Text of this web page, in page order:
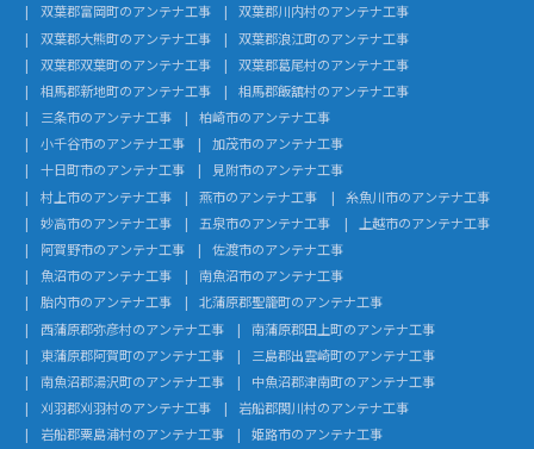
双葉郡富岡町のアンテナ工事
双葉郡川内村のアンテナ工事
双葉郡大熊町のアンテナ工事
双葉郡浪江町のアンテナ工事
双葉郡双葉町のアンテナ工事
双葉郡葛尾村のアンテナ工事
相馬郡新地町のアンテナ工事
相馬郡飯舘村のアンテナ工事
三条市のアンテナ工事
柏崎市のアンテナ工事
小千谷市のアンテナ工事
加茂市のアンテナ工事
十日町市のアンテナ工事
見附市のアンテナ工事
村上市のアンテナ工事
燕市のアンテナ工事
糸魚川市のアンテナ工事
妙高市のアンテナ工事
五泉市のアンテナ工事
上越市のアンテナ工事
阿賀野市のアンテナ工事
佐渡市のアンテナ工事
魚沼市のアンテナ工事
南魚沼市のアンテナ工事
胎内市のアンテナ工事
北蒲原郡聖籠町のアンテナ工事
西蒲原郡弥彦村のアンテナ工事
南蒲原郡田上町のアンテナ工事
東蒲原郡阿賀町のアンテナ工事
三島郡出雲崎町のアンテナ工事
南魚沼郡湯沢町のアンテナ工事
中魚沼郡津南町のアンテナ工事
刈羽郡刈羽村のアンテナ工事
岩船郡関川村のアンテナ工事
岩船郡粟島浦村のアンテナ工事
姫路市のアンテナ工事